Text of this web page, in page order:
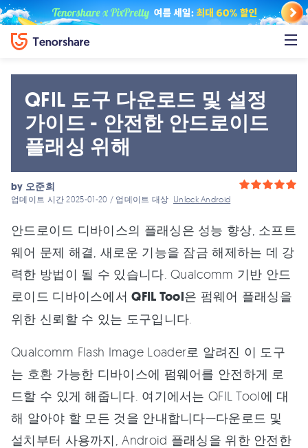
QFIL 도구 다운로드 및 설정
가이드 - 안전한 안드로이드
플래싱 위해
by 오준희
업데이트 시간 2025-01-20 / 업데이트 대상 Unlock Android
안드로이드 디바이스의 플래싱은 성능 향상, 소프트
웨어 문제 해결, 새로운 기능을 잠금 해제하는 데 강
력한 방법이 될 수 있습니다. Qualcomm 기반 안드
로이드 디바이스에서QFIL Tool은 펌웨어 플래싱을
위한 신뢰할 수 있는 도구입니다.
Qualcomm Flash Image Loader로 알려진 이 도구
는 호환 가능한 디바이스에 펌웨어를 안전하게 로
드할 수 있게 해줍니다. 여기에서는 QFIL Tool에 대
해 알아야 할 모든 것을 안내합니다—다운로드 및
설치부터 사용까지, Android 플래싱을 위한 안전한